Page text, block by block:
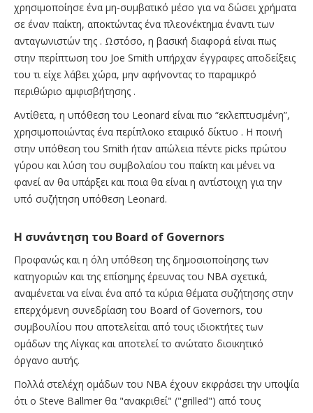
χρησιμοποίησε ένα μη-συμβατικό μέσο για να δώσει χρήματα
σε έναν παίκτη, αποκτώντας ένα πλεονέκτημα έναντι των
ανταγωνιστών της . Ωστόσο, η βασική διαφορά είναι πως
στην περίπτωση του Joe Smith υπήρχαν έγγραφες αποδείξεις
του τι είχε λάβει χώρα, μην αφήνοντας το παραμικρό
περιθώριο αμφισβήτησης .
Αντίθετα, η υπόθεση του Leonard είναι πιο “εκλεπτυσμένη”,
χρησιμοποιώντας ένα περίπλοκο εταιρικό δίκτυο . Η ποινή
στην υπόθεση του Smith ήταν απώλεια πέντε picks πρώτου
γύρου και λύση του συμβολαίου του παίκτη και μένει να
φανεί αν θα υπάρξει και ποια θα είναι η αντίστοιχη για την
υπό συζήτηση υπόθεση Leonard.
Η συνάντηση του Board of Governors
Προφανώς και η όλη υπόθεση της δημοσιοποίησης των
κατηγοριών και της επίσημης έρευνας του NBA σχετικά,
αναμένεται να είναι ένα από τα κύρια θέματα συζήτησης στην
επερχόμενη συνεδρίαση του Board of Governors, του
συμβουλίου που αποτελείται από τους ιδιοκτήτες των
ομάδων της Λίγκας και αποτελεί το ανώτατο διοικητικό
όργανο αυτής.
Πολλά στελέχη ομάδων του NBA έχουν εκφράσει την υποψία
ότι ο Steve Ballmer θα "ανακριθεί" ("grilled") από τους